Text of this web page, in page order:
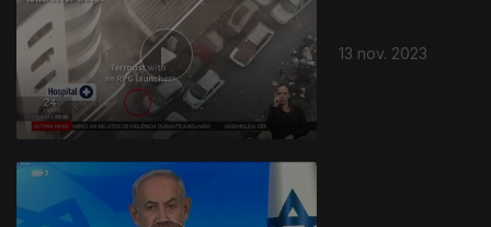
13 nov. 2023